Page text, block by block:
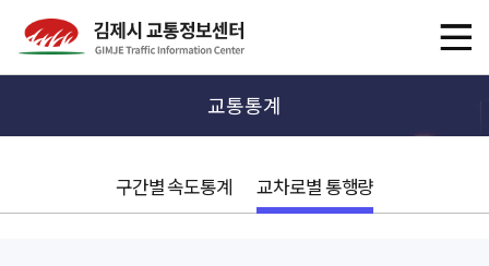
교통통계
구간별 속도통계 교차로별 통행량